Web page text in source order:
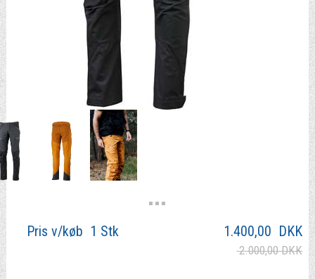
Pris v/køb 1 Stk 1.400,00 DKK
2.000,00 DKK